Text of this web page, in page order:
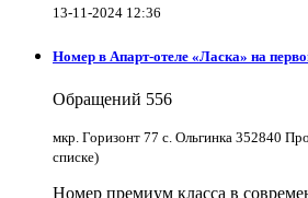
13-11-2024 12:36
Номер в Апарт-отеле «Ласка» на
Обращений 556
мкр. Горизонт 77 с. Ольгинка 352840
списке)
Номер премиум класса в